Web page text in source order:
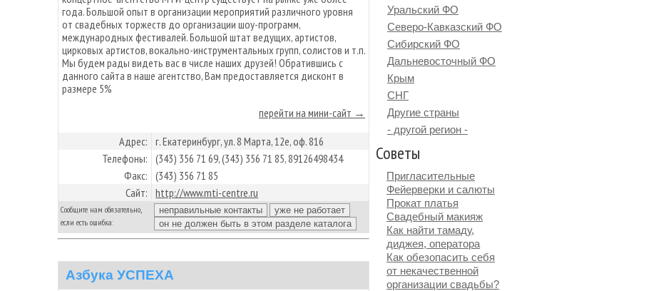
года. Большой опыт в организации мероприятий различного уровня
от свадебных торжеств до организации шоу-программ,
международных фестивалей. Большой штат ведущих, артистов,
цирковых артистов, вокально-инструментальных групп, солистов и т.п.
Мы будем рады видеть вас в числе наших друзей! Обратившись с
данного сайта в наше агентство, Вам предоставляется дисконт в
размере 5%
перейти на мини-сайт →
Адрес: г. Екатеринбург, ул. 8 Марта, 12е, оф. 816
Телефоны: (343) 356 71 69, (343) 356 71 85, 89126498434
Факс: (343) 356 71 85
Сайт: http://www.mti-centre.ru
Сообщите нам обязательно,
если есть ошибка:
Азбука УСПЕХА
Уральский ФО
Северо-Кавказский ФО
Сибирский ФО
Дальневосточный ФО
Крым
СНГ
Другие страны
- другой регион -
Советы
Пригласительные
Фейерверки и салюты
Прокат платья
Свадебный макияж
Как найти тамаду,
диджея, оператора
Как обезопасить себя
от некачественной
организации свадьбы?